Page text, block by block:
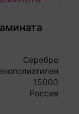
Серебро
15000
Россия